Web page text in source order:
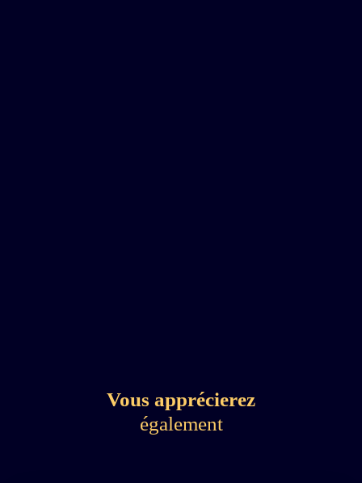
Vous apprécierez
également